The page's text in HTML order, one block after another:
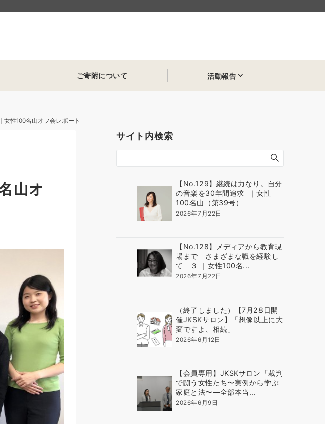
ご寄附について 活動報告
女性100名山オフ会レポート
山オ
サイト内検索
【No.129】継続は力なり。自分
の音楽を30年間追求 ｜女性
100名山（第39号）
2026年7月22日
【No.128】メディアから教育現
場まで さまざまな職を経験し
て ３ ｜女性100名...
2026年7月22日
（終了しました）【7月28日開
催JKSKサロン】「想像以上に大
変ですよ、相続」
2026年6月12日
【会員専用】JKSKサロン「裁判
で闘う女性たち〜実例から学ぶ
家庭と法〜―全部本当...
2026年6月9日